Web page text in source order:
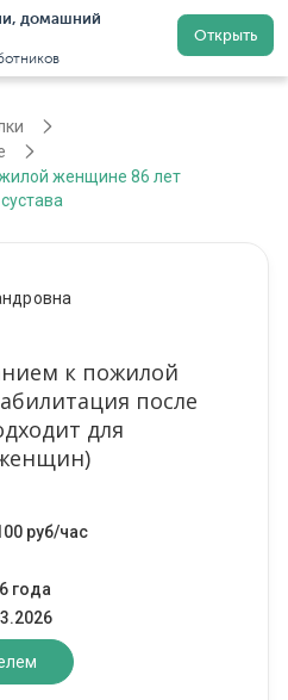
домашний
Открыть
Регистрация
женщине 86 лет
к пожилой
после
для
руб/час
года